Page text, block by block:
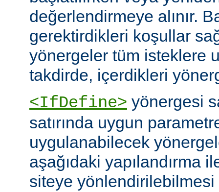
değerlendirmeye alınır.
gerektirdikleri koşullar
yönergeler tüm isteklere
takdirde, içerdikleri
<IfDefine> yönergesi
satırında uygun
uygulanabilecek
aşağıdaki yapılandırma
siteye